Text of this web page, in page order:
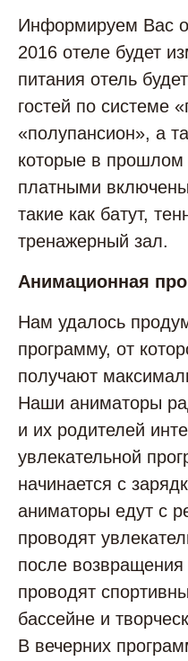
Информируем Вас
2016 отеле будет
питания отель
гостей по системе
«полупансион», а
которые в прошлом
платными
такие как батут,
тренажерный зал.
Анимационная
Нам удалось
программу, от
получают
Наши аниматоры
и их родителей
увлекательной
начинается с
аниматоры едут с
проводят
после
проводят
бассейне и
В вечерних